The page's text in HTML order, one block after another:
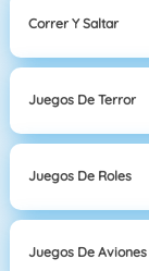
Correr Y Saltar
Juegos De Terror
Juegos De Roles
Juegos De Aviones